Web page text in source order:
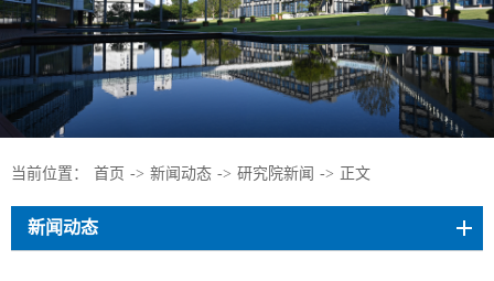
当前位置： 首页 -> 新闻动态 -> 研究院新闻 -> 正文
新闻动态